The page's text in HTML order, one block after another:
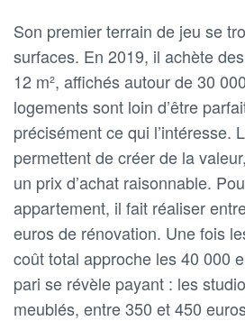
Son premier terrain de jeu se
surfaces. En 2019, il achète
12 m², affichés autour de 30
logements sont loin d’être
précisément ce qui l’intéresse.
permettent de créer de la
un prix d’achat raisonnable.
appartement, il fait réaliser
euros de rénovation. Une fois
coût total approche les 40 000
pari se révèle payant : les
meublés, entre 350 et 450